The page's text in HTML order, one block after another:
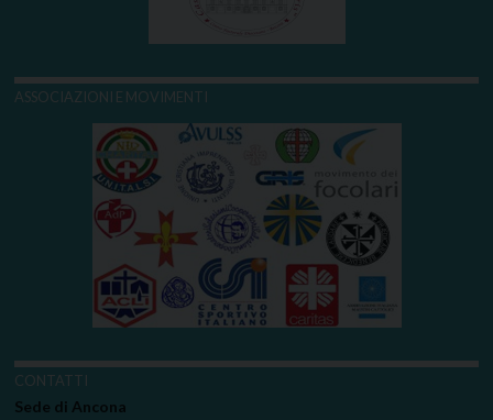
ASSOCIAZIONI E MOVIMENTI
CONTATTI
Sede di Ancona